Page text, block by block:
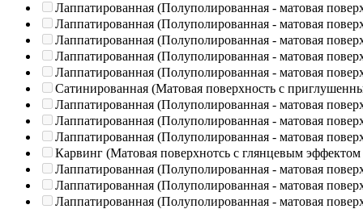
Лаппатированная (Полуполированная - матовая
Лаппатированная (Полуполированная - матовая
Лаппатированная (Полуполированная - матовая
Лаппатированная (Полуполированная - матовая
Лаппатированная (Полуполированная - матовая
Сатинированная (Матовая поверхность с
Лаппатированная (Полуполированная - матовая
Лаппатированная (Полуполированная - матовая
Лаппатированная (Полуполированная - матовая
Карвинг (Матовая поверхнотсь с глянцевым эффектом
Лаппатированная (Полуполированная - матовая
Лаппатированная (Полуполированная - матовая
Лаппатированная (Полуполированная - матовая